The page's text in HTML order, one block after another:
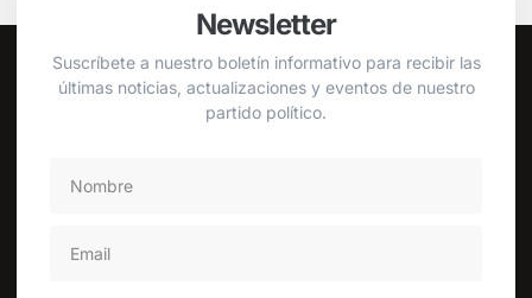
Newsletter
Suscríbete a nuestro boletín informativo para recibir las
últimas noticias, actualizaciones y eventos de nuestro
partido político.